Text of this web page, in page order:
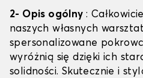
2- Opis ogólny :
naszych własnych
spersonalizowane
wyróżnią się dzięki ich
solidności. Skutecznie i